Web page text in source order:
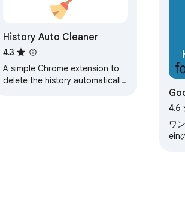
History Auto Cleaner
4.3
A simple Chrome extension to
delete the history automatically.
ャ
4.6
ワ
ein